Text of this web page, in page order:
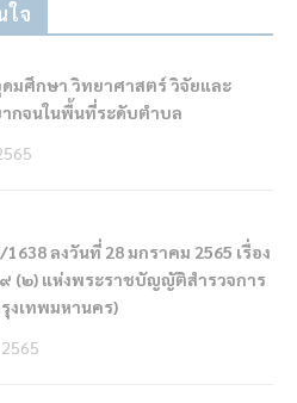
ใจ
มศึกษา วิทยาศาสตร์ วิจัยและ
กจนในพื้นที่ระดับตำบล
ลงวันที่ 28 มกราคม 2565 เรื่อง
(๒) แห่งพระราชบัญญัติสำรวจการ
งเทพมหานคร)